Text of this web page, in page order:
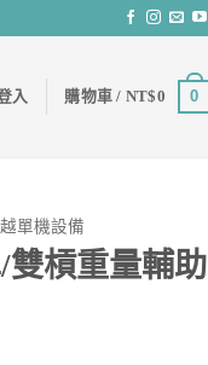
入 購物車 / NT$0 0
單機設備
雙槓重量輔助